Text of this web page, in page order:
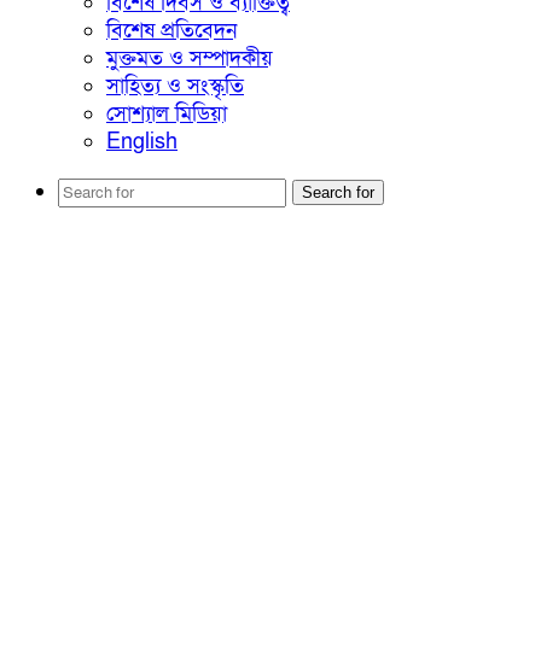
বিশেষ প্রতিবেদন
মুক্তমত ও সম্পাদকীয়
সাহিত্য ও সংস্কৃতি
সোশ্যাল মিডিয়া
English
Search for